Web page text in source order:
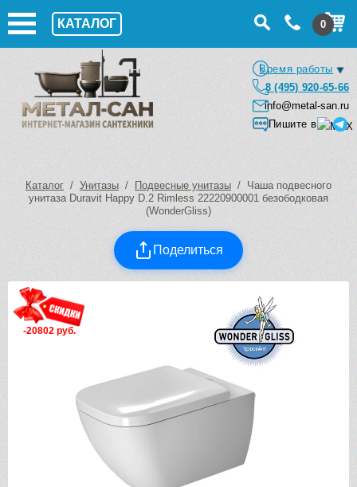
КАТАЛОГ 0
Время работы
8 (495) 920-65-66
info@metal-san.ru
Пишите в
Каталог / Унитазы / Подвесные унитазы / Чаша подвесного
унитаза Duravit Happy D.2 Rimless 22220900001 безободковая
(WonderGliss)
Поделиться
-20802 руб.